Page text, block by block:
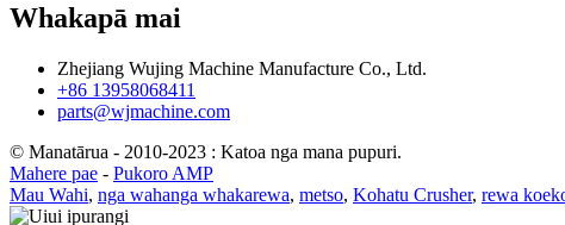
Whakapā mai
Zhejiang Wujing Machine Manufacture Co., Ltd.
+86 13958068411
parts@wjmachine.com
© Manatārua - 2010-2023 : Katoa nga mana pupuri.
Mahere pae - Pukoro AMP
Mau Wahi, nga wahanga whakarewa, metso, Kohatu Crusher, rewa